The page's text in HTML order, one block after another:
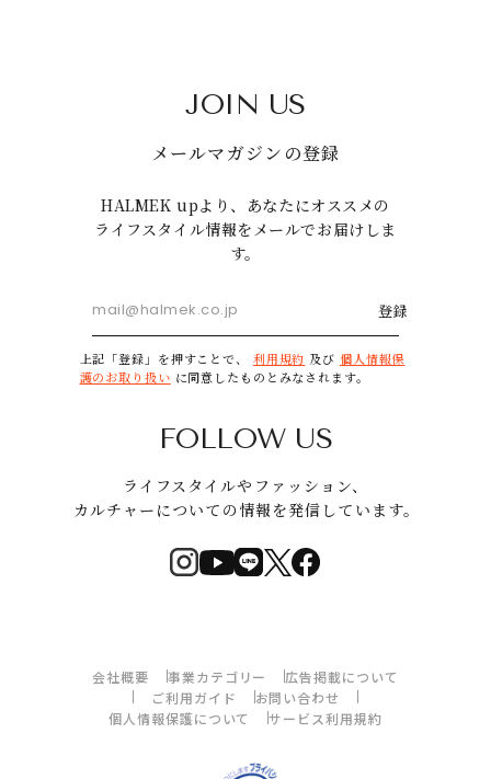
JOIN US
メールマガジンの登録
HALMEK upより、あなたにオススメの
ライフスタイル情報をメールでお届けしま
す。
登録
上記「登録」を押すことで、 利用規約 及び 個人情報保
護のお取り扱い に同意したものとみなされます。
FOLLOW US
ライフスタイルやファッション、
カルチャーについての情報を発信しています。
会社概要 事業カテゴリー
広告掲載について
ご利用ガイド
お問い合わせ
個人情報保護について
サービス利用規約